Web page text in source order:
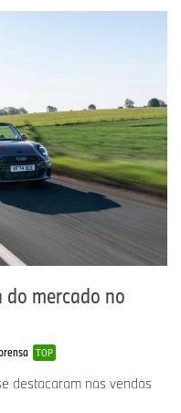
do mercado no
TOP
destacaram nas vendas